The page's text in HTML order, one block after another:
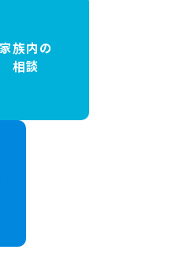
家族内の
相談